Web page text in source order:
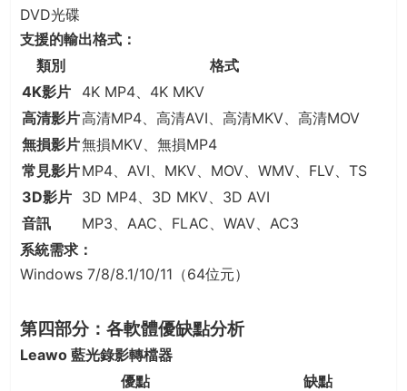
DVD光碟
支援的輸出格式：
類別
格式
4K影片
4K MP4、4K MKV
高清影片高清MP4、高清AVI、高清MKV、高清MOV
無損影片無損MKV、無損MP4
常見影片MP4、AVI、MKV、MOV、WMV、FLV、TS
3D影片 3D MP4、3D MKV、3D AVI
音訊
MP3、AAC、FLAC、WAV、AC3
系統需求：
Windows 7/8/8.1/10/11（64位元）
第四部分：各軟體優缺點分析
Leawo 藍光錄影轉檔器
優點
缺點